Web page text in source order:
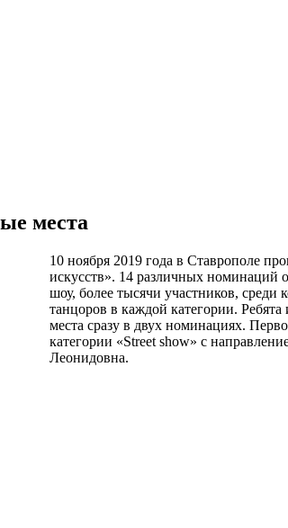
места
10 ноября 2019 года в Ставрополе
искусств». 14 различных номинаций
шоу, более тысячи участников,
танцоров в каждой категории.
места сразу в двух номинациях.
категории «Street show» с
Леонидовна.